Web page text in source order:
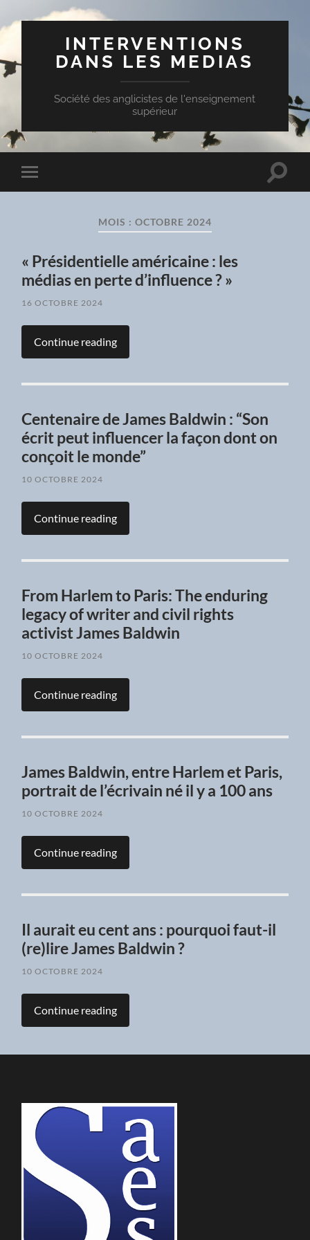
INTERVENTIONS
DANS LES MEDIAS
Société des anglicistes de l'enseignement
supérieur
Toggle
mobile
Toggle
MOIS : OCTOBRE 2024
« Présidentielle américaine : les
médias en perte d’influence ? »
16 OCTOBRE 2024
Continue reading
Centenaire de James Baldwin : “Son
écrit peut influencer la façon dont on
conçoit le monde”
10 OCTOBRE 2024
Continue reading
From Harlem to Paris: The enduring
legacy of writer and civil rights
activist James Baldwin
10 OCTOBRE 2024
Continue reading
James Baldwin, entre Harlem et Paris,
portrait de l’écrivain né il y a 100 ans
10 OCTOBRE 2024
Continue reading
Il aurait eu cent ans : pourquoi faut-il
(re)lire James Baldwin ?
10 OCTOBRE 2024
Continue reading